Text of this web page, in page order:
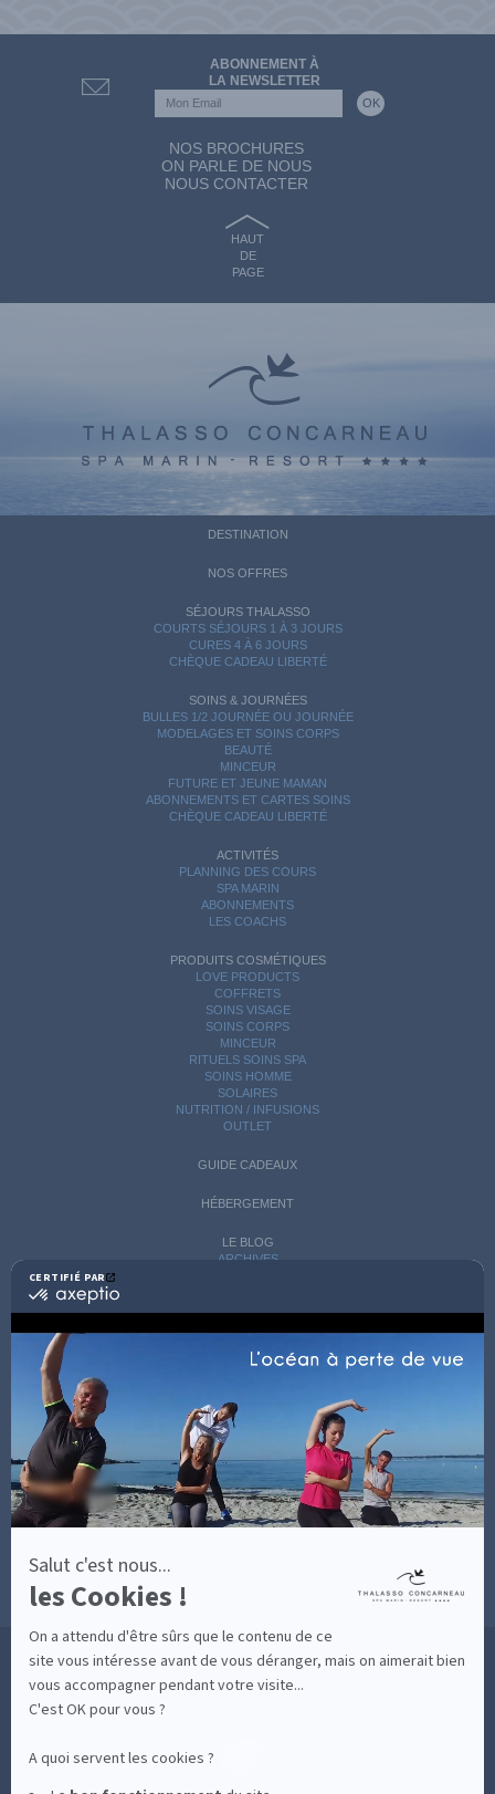
CERTIFIÉ PAR
certifié
Salut c'est nous...
les Cookies !
On a attendu d'être sûrs que le contenu de ce
site vous intéresse avant de vous déranger, mais on aimerait bien
vous accompagner pendant votre visite...
C'est OK pour vous ?
A quoi servent les cookies ?
ABONNEMENT À
LA NEWSLETTER
NOS BROCHURES
ON PARLE DE NOUS
NOUS CONTACTER
HAUT
DE
PAGE
DESTINATION
NOS OFFRES
SÉJOURS THALASSO
COURTS SÉJOURS 1 À 3 JOURS
CURES 4 À 6 JOURS
CHÈQUE CADEAU LIBERTÉ
SOINS & JOURNÉES
BULLES 1/2 JOURNÉE OU JOURNÉE
MODELAGES ET SOINS CORPS
BEAUTÉ
MINCEUR
FUTURE ET JEUNE MAMAN
ABONNEMENTS ET CARTES SOINS
CHÈQUE CADEAU LIBERTÉ
ACTIVITÉS
PLANNING DES COURS
SPA MARIN
ABONNEMENTS
LES COACHS
PRODUITS COSMÉTIQUES
LOVE PRODUCTS
COFFRETS
SOINS VISAGE
SOINS CORPS
MINCEUR
RITUELS SOINS SPA
SOINS HOMME
SOLAIRES
NUTRITION / INFUSIONS
OUTLET
GUIDE CADEAUX
HÉBERGEMENT
LE BLOG
ARCHIVES
LES COACHS
SOINS AVEC HÉBERGEMENT
BONNES RAISONS DE VENIR
MON COMPTE
MON PANIER
ACCÈS
CONTACT
MESURES D'HYGIÈNE
POLITIQUE DE CONFIDENTIALITÉ
MENTIONS LÉGALES
36 RUE DES SABLES BLANCS - 29900 CONCARNEAU - 02 98 75 05 40
CLIQUEZ-ICI POUR MODIFIER VOS PRÉFÉRENCES EN MATIÈRE DE COOKIES